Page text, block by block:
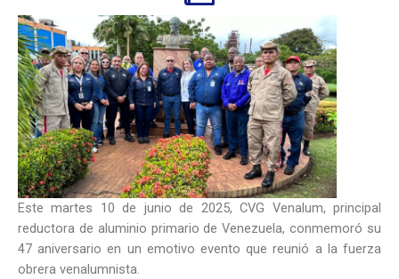
Este martes 10 de junio de 2025, CVG Venalum, principal
reductora de aluminio primario de Venezuela, conmemoró su
47 aniversario en un emotivo evento que reunió a la fuerza
obrera venalumnista.